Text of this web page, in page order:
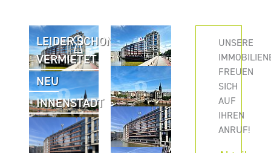
LEIDER SCHON
VERMIETET
NEU
INNENSTADT
UNSERE
FREUEN
SICH
AUF
IHREN
ANRUF!